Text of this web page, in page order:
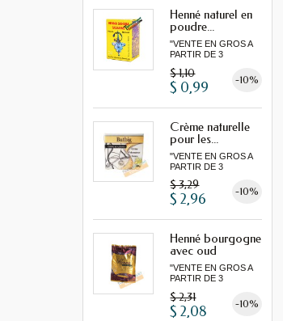
Henné naturel en
poudre...
"VENTE EN GROS A
PARTIR DE 3
$ 1,10 -10%
$ 0,99
Crème naturelle
pour les...
"VENTE EN GROS A
PARTIR DE 3
$ 3,29 -10%
$ 2,96
Henné bourgogne
avec oud
"VENTE EN GROS A
PARTIR DE 3
$ 2,31 -10%
$ 2,08